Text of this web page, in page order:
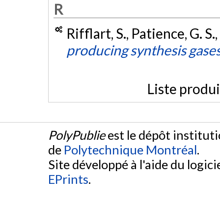
R
Rifflart, S., Patience, G.
producing synthesis
Liste
PolyPublieest le dépôt
de Polytechnique Montréal.
Site développé à l'aide du
EPrints.